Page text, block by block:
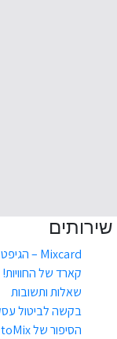
שירותים
Mixcard – הגיפט
קארד של החוויות!
שאלות ותשובות
בקשה לביטול
הסיפור של toMix